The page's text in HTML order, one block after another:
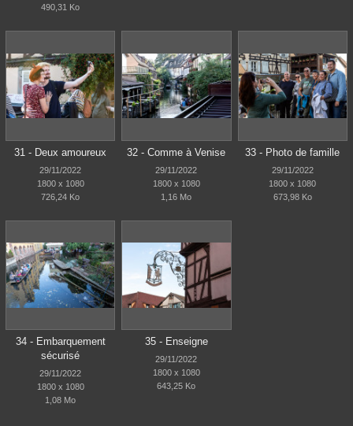
490,31 Ko
31 - Deux amoureux
29/11/2022
1800 x 1080
726,24 Ko
32 - Comme à Venise
29/11/2022
1800 x 1080
1,16 Mo
33 - Photo de famille
29/11/2022
1800 x 1080
673,98 Ko
34 - Embarquement
sécurisé
29/11/2022
1800 x 1080
1,08 Mo
35 - Enseigne
29/11/2022
1800 x 1080
643,25 Ko